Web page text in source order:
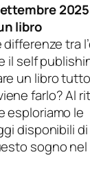
2025
libro
tra
il self
un libro
farlo? Al
esploriamo le
disponibili di
sogno nel